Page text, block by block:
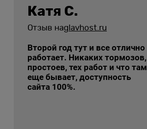
Катя С.
Отзыв наglavhost.ru
Второй год тут и все отлично
работает. Никаких тормозов,
простоев, тех работ и что там
еще бывает, доступность
сайта 100%.